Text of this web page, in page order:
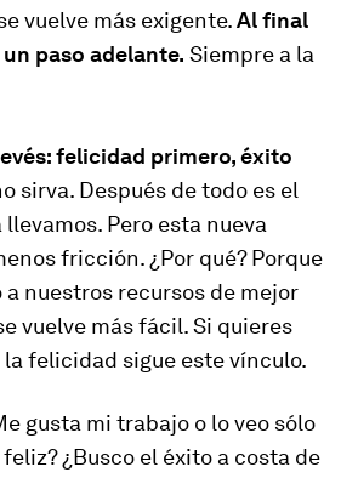
vuelve más exigente.Al final
paso adelante. Siempre a la
felicidad primero, éxito
sirva. Después de todo es el
Pero esta nueva
fricción. ¿Por qué? Porque
nuestros recursos de mejor
vuelve más fácil. Si quieres
felicidad sigue este vínculo.
gusta mi trabajo o lo veo sólo
¿Busco el éxito a costa de